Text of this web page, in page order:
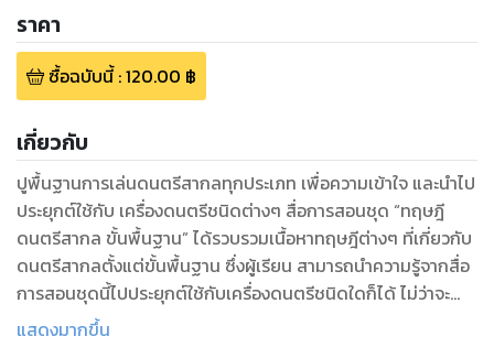
ราคา
ซื้อฉบับนี้:120.00 ฿
เกี่ยวกับ
ปูพื้นฐานการเล่นดนตรีสากลทุกประเภท เพื่อความเข้าใจ และนำไป
ประยุกต์ใช้กับ เครื่องดนตรีชนิดต่างๆ สื่อการสอนชุด “ทฤษฎี
ดนตรีสากล ขั้นพื้นฐาน” ได้รวบรวมเนื้อหาทฤษฎีต่างๆ ที่เกี่ยวกับ
ดนตรีสากลตั้งแต่ขั้นพื้นฐาน ซึ่งผู้เรียน สามารถนำความรู้จากสื่อ
การสอนชุดนี้ไปประยุกต์ใช้กับเครื่องดนตรีชนิดใดก็ได้ ไม่ว่าจะ
เป็นกีต้าร์, เปียโน, ไวโอลิน หรือคีย์บอร์ด เป็นต้น สื่อการสอนชุดนี้
แสดงมากขึ้น